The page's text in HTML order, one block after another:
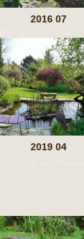
2016 07
2019 04